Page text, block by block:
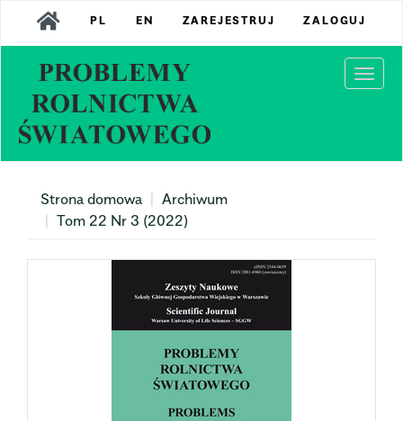
Main
Navigation
Content
Sidebar
PL EN ZAREJESTRUJ ZALOGUJ
Strona domowa
Archiwum
Tom 22 Nr 3 (2022)